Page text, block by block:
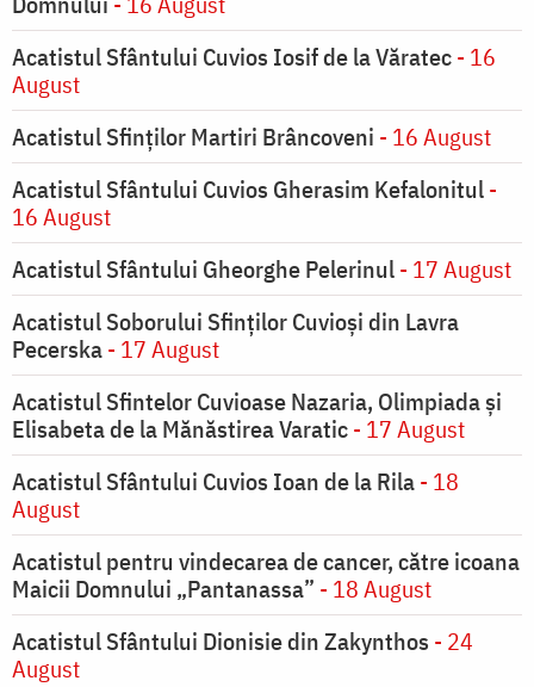
Acatistul Sfântului Cuvios Iosif de la Văratec- 16
August
Acatistul Sfinților Martiri Brâncoveni - 16 August
Acatistul Sfântului Cuvios Gherasim Kefalonitul-
16 August
Acatistul Sfântului Gheorghe Pelerinul- 17 August
Acatistul Soborului Sfinților Cuvioși din Lavra
Pecerska- 17 August
Acatistul Sfintelor Cuvioase Nazaria, Olimpiada și
Elisabeta de la Mănăstirea Varatic- 17 August
Acatistul Sfântului Cuvios Ioan de la Rila- 18
August
Acatistul pentru vindecarea de cancer, către icoana
Maicii Domnului „Pantanassa” - 18 August
Acatistul Sfântului Dionisie din Zakynthos - 24
August